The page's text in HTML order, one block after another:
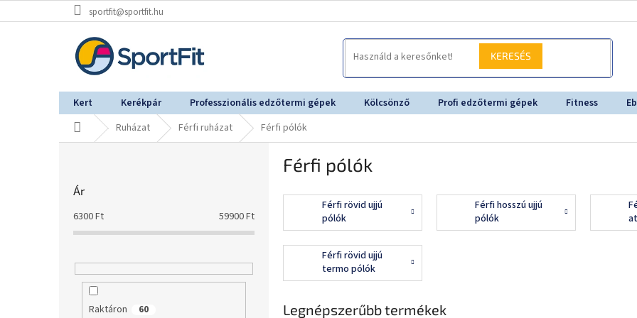
a
sportfit@sportfit.hu
KERESÉS
Kert Kerékpár Professzionális edzőtermi gépek Kölcsönző Profi edzőtermi gépek Fitness
KezdőlapRuházat Férfi ruházat Férfi pólók
Ár
6300Ft 59900Ft
Raktáron 60
Férfi pólók
Férfi rövid ujjú
pólók
Férfi hosszú ujjú
pólók
Férfi rövid ujjú
termo pólók
Legnépszerűbb termékek